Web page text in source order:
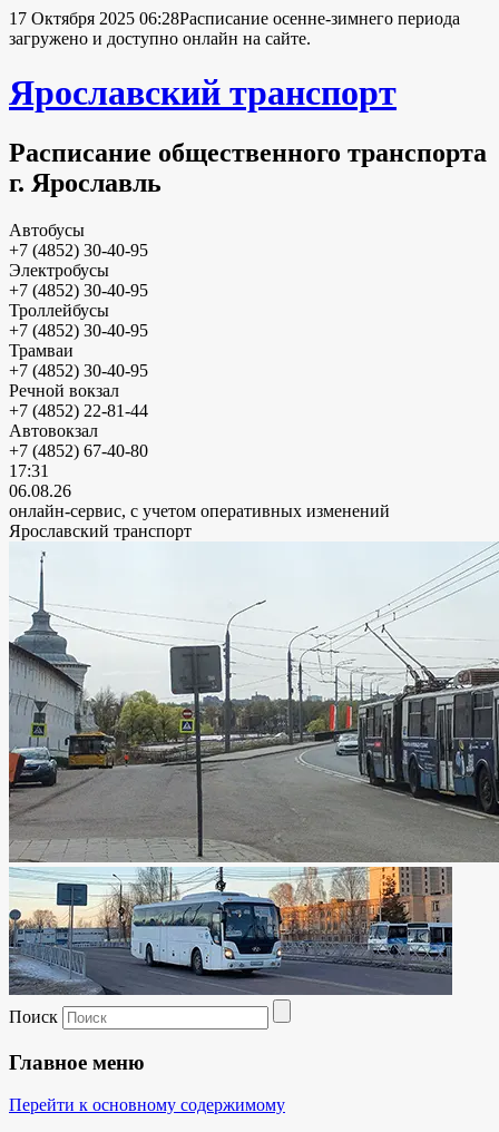
17 Октября 2025 06:28Расписание осенне-зимнего периода
загружено и доступно онлайн на сайте.
Ярославский транспорт
Расписание общественного транспорта
г. Ярославль
Автобусы
+7 (4852) 30-40-95
Электробусы
+7 (4852) 30-40-95
Троллейбусы
+7 (4852) 30-40-95
Трамваи
+7 (4852) 30-40-95
Речной вокзал
+7 (4852) 22-81-44
Автовокзал
+7 (4852) 67-40-80
17:31
06.08.26
онлайн-сервис, с учетом оперативных изменений
Ярославский транспорт
Поиск
Главное меню
Перейти к основному содержимому